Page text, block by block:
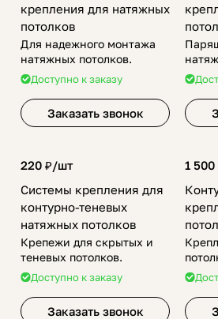
крепления для натяжных
потолков
Для надежного монтажа
натяжных потолков.
Доступно к заказу
Заказать звонок
220 ₽/шт
Системы крепления для
контурно-теневых
натяжных потолков
Крепежи для скрытых и
теневых потолков.
Доступно к заказу
Заказать звонок
1